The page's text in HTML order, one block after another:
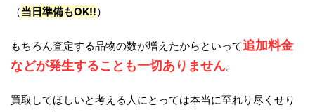
（当日準備もOK!!）
もちろん査定する品物の数が増えたからといって追加料金
などが発生することも一切ありません。
買取してほしいと考える人にとっては本当に至れり尽くせり